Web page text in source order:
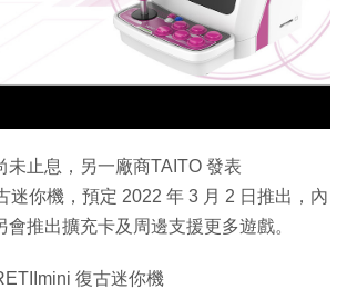
未止息，另一廠商TAITO 發表
迷你機，預定 2022 年 3 月 2 日推出，內
推出擴充卡及周邊支援更多遊戲。
復古迷你機